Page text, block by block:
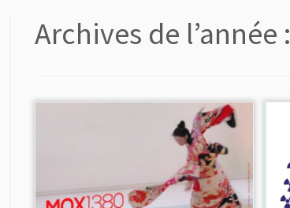
Archives de l’année :